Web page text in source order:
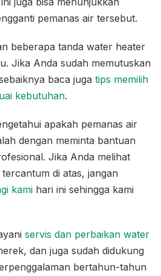
pemanas air tersebut.
beberapa tanda water heater
Jika Anda sudah memutuskan
baca juga tips memilih
kebutuhan.
apakah pemanas air
dengan meminta bantuan
Jika Anda melihat
di atas, jangan
kami hari ini sehingga kami
servis dan perbaikan water
dan juga sudah didukung
bertahun-tahun